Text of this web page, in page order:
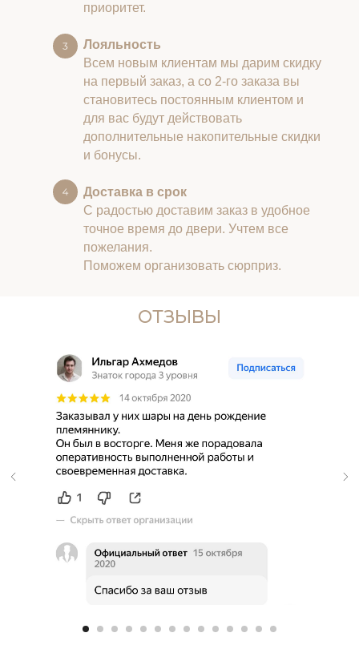
приоритет.
Лояльность
Всем новым клиентам мы дарим скидку
на первый заказ, а со 2-го заказа вы
становитесь постоянным клиентом и
для вас будут действовать
дополнительные накопительные скидки
и бонусы.
Доставка в срок
С радостью доставим заказ в удобное
точное время до двери. Учтем все
пожелания.
Поможем организовать сюрприз.
ОТЗЫВЫ